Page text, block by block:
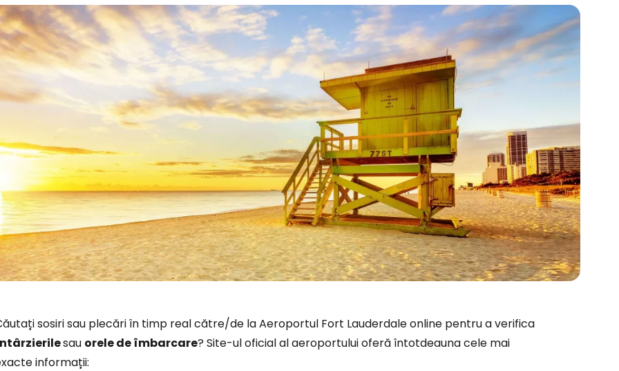
sosiri sau plecări în timp real către/de la Aeroportul Fort Lauderdale online pentru a verifica
sau orele de îmbarcare? Site-ul oficial al aeroportului oferă întotdeauna cele mai
informații:
Conectați-vă la Cestee